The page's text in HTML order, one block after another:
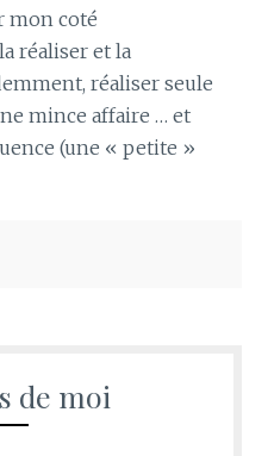
mon coté
réaliser et la
réaliser seule
mince affaire … et
(une « petite »
de moi